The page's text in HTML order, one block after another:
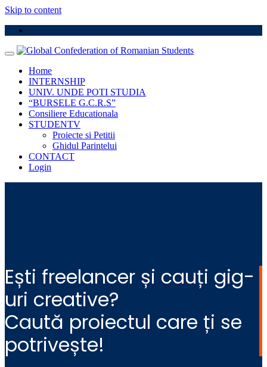
Skip to content
Home
INTERNSHIP
UNIV. UNDE POTI STUDIA
“BURSELE G.C.R.S”
Consiliere Educationala
STUDENTV
Proiecte si Petitii
Ghidul Parintelui
CONTACT
Login
Ești freelancer și cauți gig-
uri creative?
Caută proiectul care ți se
potrivește!